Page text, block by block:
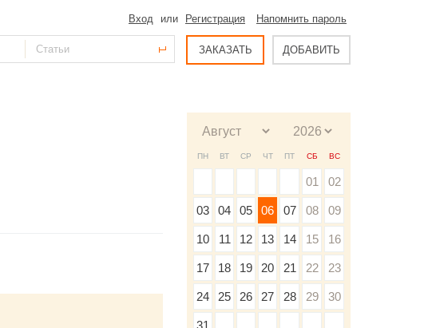
Вход или Регистрация Напомнить пароль
ЗАКАЗАТЬ ДОБАВИТЬ
ПН ВТ СР ЧТ ПТ СБ ВС
01 02
03 04 05 06 07 08 09
10 11 12 13 14 15 16
17 18 19 20 21 22 23
24 25 26 27 28 29 30
31